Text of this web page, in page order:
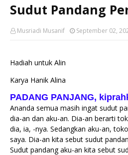
Sudut Pandang
Musriadi Musanif September 02,
Hadiah untuk Alin
Karya Hanik Alina
PADANG PANJANG,
Ananda semua masih ingat sudut
dia-an dan aku-an. Dia-an berarti
dia, ia, -nya. Sedangkan aku-an,
saya. Dia-an kita sebut sudut
Sudut pandang aku-an kita sebut